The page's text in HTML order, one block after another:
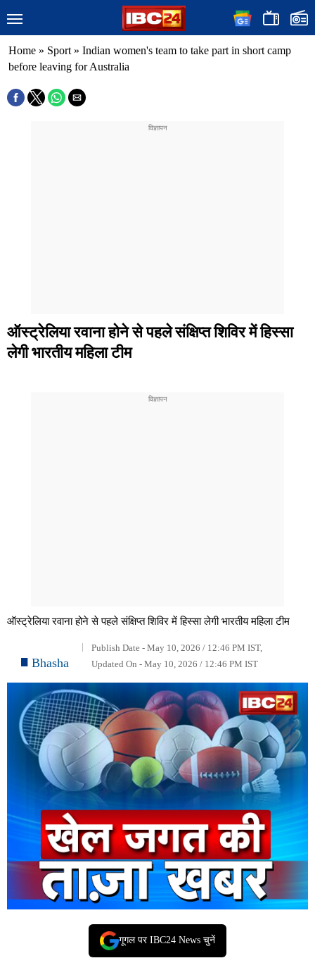
Home » Sport » Indian women's team to take part in short camp
before leaving for Australia
ऑस्ट्रेलिया रवाना होने से पहले संक्षिप्त शिविर में हिस्सा
लेगी भारतीय महिला टीम
ऑस्ट्रेलिया रवाना होने से पहले संक्षिप्त शिविर में हिस्सा लेगी भारतीय महिला टीम
Bhasha
Publish Date - May 10, 2026 / 12:46 PM IST,
Updated On - May 10, 2026 / 12:46 PM IST
गूगल पर IBC24 News चुनें